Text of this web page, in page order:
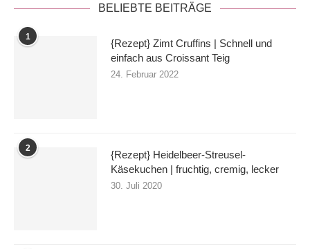
BELIEBTE BEITRÄGE
1
{Rezept} Zimt Cruffins | Schnell und
einfach aus Croissant Teig
24. Februar 2022
2
{Rezept} Heidelbeer-Streusel-
Käsekuchen | fruchtig, cremig, lecker
30. Juli 2020